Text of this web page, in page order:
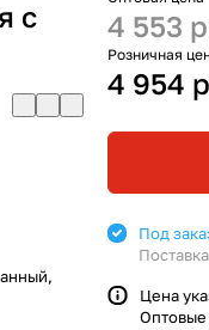
с
4 553
Розничная
4 954
Под
Цена
Оптовые